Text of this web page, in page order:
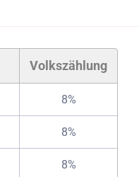
Volkszählung
8%
8%
8%